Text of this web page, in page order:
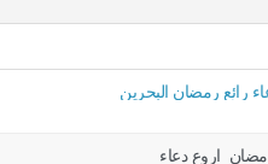
رائع رمضان البحرين
اروع دعاء